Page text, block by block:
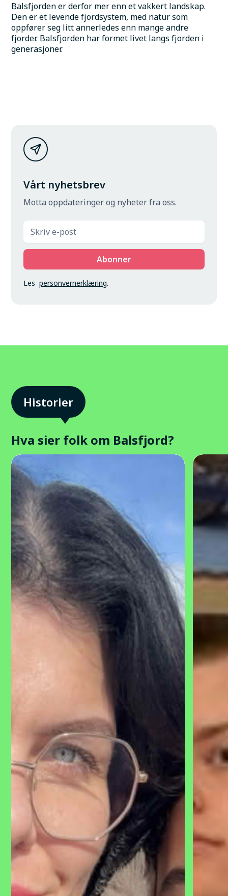
Balsfjorden er derfor mer enn et vakkert landskap.
Den er et levende fjordsystem, med natur som
oppfører seg litt annerledes enn mange andre
fjorder. Balsfjorden har formet livet langs fjorden i
generasjoner.
Vårt nyhetsbrev
Motta oppdateringer og nyheter fra oss.
Lespersonvernerklæring.
Hva sier folk om Balsfjord?